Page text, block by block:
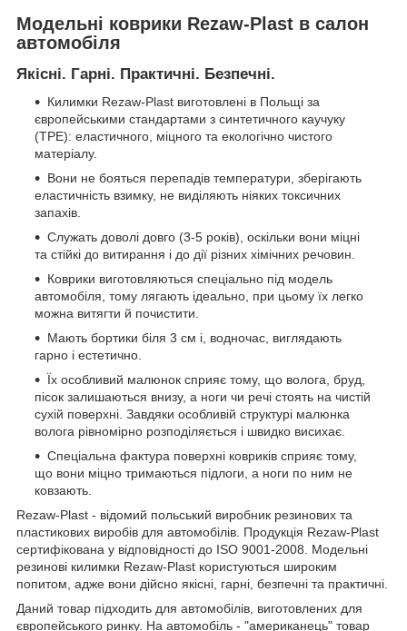
Модельні коврики Rezaw-Plast в салон
автомобіля
Якісні. Гарні. Практичні. Безпечні.
Килимки Rezaw-Plast виготовлені в Польщі за
європейськими стандартами з синтетичного каучуку
(ТРЕ): еластичного, міцного та екологічно чистого
матеріалу.
Вони не бояться перепадів температури, зберігають
еластичність взимку, не виділяють ніяких токсичних
запахів.
Служать доволі довго (3-5 років), оскільки вони міцні
та стійкі до витирання і до дії різних хімічних речовин.
Коврики виготовляються спеціально під модель
автомобіля, тому лягають ідеально, при цьому їх легко
можна витягти й почистити.
Мають бортики біля 3 см і, водночас, виглядають
гарно і естетично.
Їх особливий малюнок сприяє тому, що волога, бруд,
пісок залишаються внизу, а ноги чи речі стоять на чистій
сухій поверхні. Завдяки особливій структурі малюнка
волога рівномірно розподіляється і швидко висихає.
Спеціальна фактура поверхні ковриків сприяє тому,
що вони міцно тримаються підлоги, а ноги по ним не
ковзають.
Rezaw-Plast - відомий польський виробник резинових та
пластикових виробів для автомобілів. Продукція Rezaw-Plast
сертифікована у відповідності до ISO 9001-2008. Модельні
резинові килимки Rezaw-Plast користуються широким
попитом, адже вони дійсно якісні, гарні, безпечні та практичні.
Даний товар підходить для автомобілів, виготовлених для
європейського ринку. На автомобіль - "американець" товар